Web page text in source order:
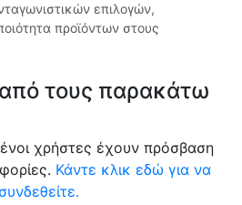
επιλογών,
προϊόντων στους
από τους παρακάτω
χρήστες έχουν πρόσβαση
Κάντε κλικ εδώ για να
συνδεθείτε.